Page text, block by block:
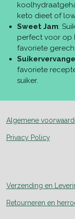
keto dieet of
Sweet Jam:
perfect voor op
favoriete
favoriete
suiker.
Algemene
Privacy Policy
Verzending en
Retourneren en